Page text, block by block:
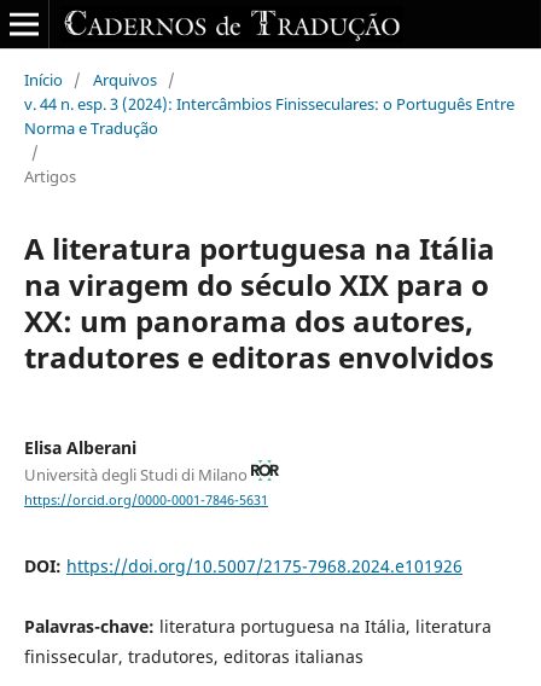
Início / Arquivos /
v. 44 n. esp. 3 (2024): Intercâmbios Finisseculares: o Português Entre
Norma e Tradução
/
Artigos
A literatura portuguesa na Itália
na viragem do século XIX para o
XX: um panorama dos autores,
tradutores e editoras envolvidos
Elisa Alberani
Università degli Studi di Milano
https://orcid.org/0000-0001-7846-5631
DOI: https://doi.org/10.5007/2175-7968.2024.e101926
Palavras-chave: literatura portuguesa na Itália, literatura
finissecular, tradutores, editoras italianas